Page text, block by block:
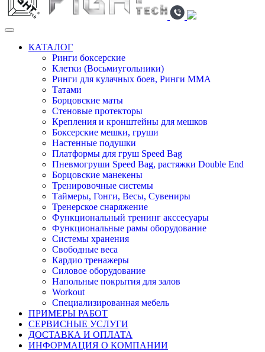
КАТАЛОГ
Ринги боксерские
Клетки (Восьмиугольники)
Ринги для кулачных боев, Ринги ММА
Татами
Борцовские маты
Стеновые протекторы
Крепления и кронштейны для мешков
Боксерские мешки, груши
Настенные подушки
Платформы для груш Speed Bag
Пневмогруши Speed Bag, растяжки Double End
Борцовские манекены
Тренировочные системы
Таймеры, Гонги, Весы, Сувениры
Тренерское снаряжение
Функциональный тренинг акссесуары
Функциональные рамы оборудование
Системы хранения
Свободные веса
Кардио тренажеры
Силовое оборудование
Напольные покрытия для залов
Workout
Специализированная мебель
ПРИМЕРЫ РАБОТ
СЕРВИСНЫЕ УСЛУГИ
ДОСТАВКА И ОПЛАТА
ИНФОРМАЦИЯ О КОМПАНИИ